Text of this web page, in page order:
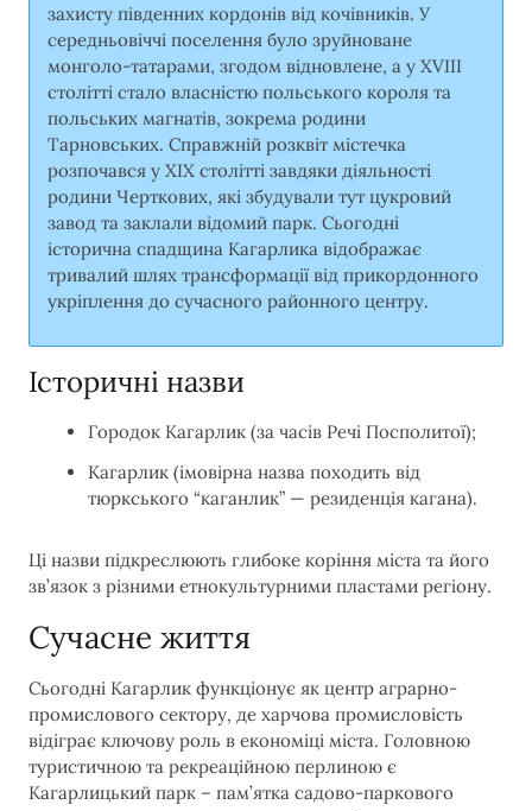
захисту південних кордонів від кочівників. У
середньовіччі поселення було зруйноване
монголо-татарами, згодом відновлене, а у XVIII
столітті стало власністю польського короля та
польських магнатів, зокрема родини
Тарновських. Справжній розквіт містечка
розпочався у XIX столітті завдяки діяльності
родини Черткових, які збудували тут цукровий
завод та заклали відомий парк. Сьогодні
історична спадщина Кагарлика відображає
тривалий шлях трансформації від прикордонного
укріплення до сучасного районного центру.
Історичні назви
Городок Кагарлик (за часів Речі Посполитої);
Кагарлик (імовірна назва походить від
тюркського “каганлик” — резиденція кагана).
Ці назви підкреслюють глибоке коріння міста та його
зв’язок з різними етнокультурними пластами регіону.
Сучасне життя
Сьогодні Кагарлик функціонує як центр аграрно-
промислового сектору, де харчова промисловість
відіграє ключову роль в економіці міста. Головною
туристичною та рекреаційною перлиною є
Кагарлицький парк – пам’ятка садово-паркового